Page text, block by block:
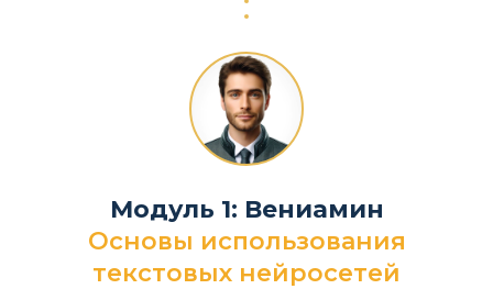
Модуль 1: Вениамин
Основы использования
текстовых нейросетей